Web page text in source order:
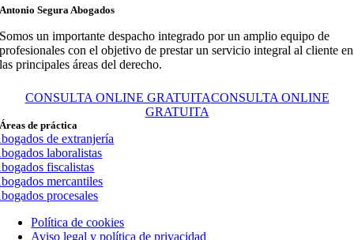
Antonio Segura Abogados
Somos un importante despacho integrado por un amplio equipo de
profesionales con el objetivo de prestar un servicio integral al cliente en
las principales áreas del derecho.
CONSULTA ONLINE GRATUITACONSULTA ONLINE
GRATUITA
Áreas de práctica
de extranjería
laboralistas
fiscalistas
mercantiles
procesales
Política de cookies
Aviso legal y política de privacidad